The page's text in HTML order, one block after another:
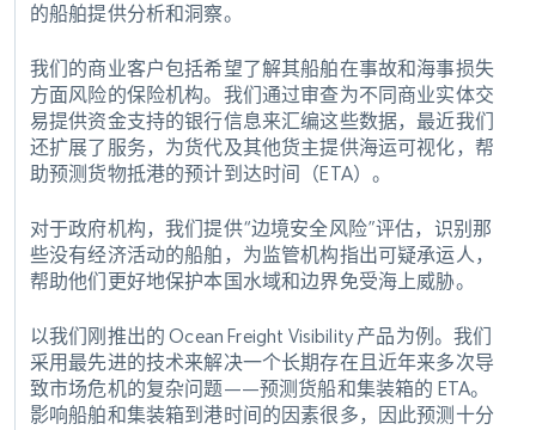
的船舶提供分析和洞察。
我们的商业客户包括希望了解其船舶在事故和海事损失
方面风险的保险机构。我们通过审查为不同商业实体交
易提供资金支持的银行信息来汇编这些数据，最近我们
还扩展了服务，为货代及其他货主提供海运可视化，帮
助预测货物抵港的预计到达时间（ETA）。
对于政府机构，我们提供“边境安全风险”评估，识别那
些没有经济活动的船舶，为监管机构指出可疑承运人，
帮助他们更好地保护本国水域和边界免受海上威胁。
以我们刚推出的 Ocean Freight Visibility 产品为例。我们
采用最先进的技术来解决一个长期存在且近年来多次导
致市场危机的复杂问题——预测货船和集装箱的 ETA。
影响船舶和集装箱到港时间的因素很多，因此预测十分